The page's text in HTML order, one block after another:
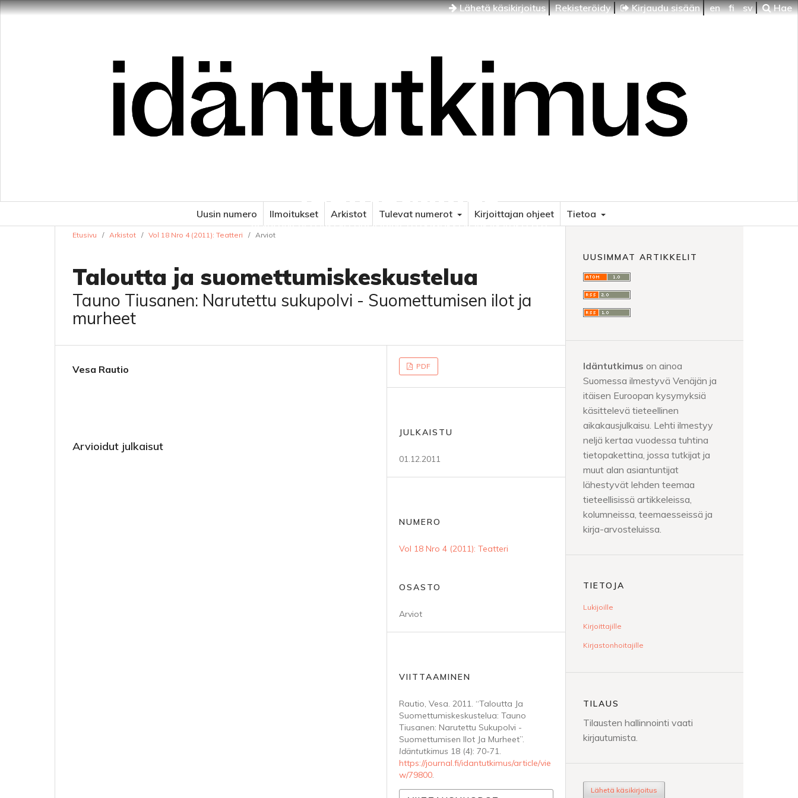
Lähetä käsikirjoitus Rekisteröidy Kirjaudu sisään en fi sv Hae
Idäntutkimus
VENÄJÄN JA ITÄISEN EUROOPAN TUTKIMUKSEN AIKAKAUSLEHTI
Uusin numero Ilmoitukset Arkistot Tulevat numerot Kirjoittajan ohjeet Tietoa
Etusivu / Arkistot / Vol 18 Nro 4 (2011): Teatteri / Arviot
Taloutta ja suomettumiskeskustelua
Tauno Tiusanen: Narutettu sukupolvi - Suomettumisen ilot ja
murheet
Vesa Rautio
Arvioidut julkaisut
PDF
JULKAISTU
01.12.2011
NUMERO
Vol 18 Nro 4 (2011): Teatteri
OSASTO
Arviot
VIITTAAMINEN
Rautio, Vesa. 2011. “Taloutta Ja
Suomettumiskeskustelua: Tauno
Tiusanen: Narutettu Sukupolvi -
Suomettumisen Ilot Ja Murheet”.
Idäntutkimus 18 (4): 70-71.
https://journal.fi/idantutkimus/article/vie
w/79800.
UUSIMMAT ARTIKKELIT
Idäntutkimus on ainoa
Suomessa ilmestyvä Venäjän ja
itäisen Euroopan kysymyksiä
käsittelevä tieteellinen
aikakausjulkaisu. Lehti ilmestyy
neljä kertaa vuodessa tuhtina
tietopakettina, jossa tutkijat ja
muut alan asiantuntijat
lähestyvät lehden teemaa
tieteellisissä artikkeleissa,
kolumneissa, teemaesseissä ja
kirja-arvosteluissa.
TIETOJA
Lukijoille
Kirjoittajille
Kirjastonhoitajille
TILAUS
Tilausten hallinnointi vaati
kirjautumista.
Lähetä käsikirjoitus